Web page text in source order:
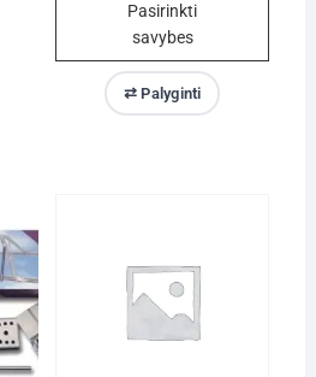
Pasirinkti
savybes
This
product
may
chosen
⇄ Palyginti